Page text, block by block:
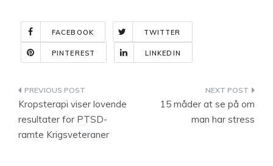
FACEBOOK TWITTER
PINTEREST LINKEDIN
Indlægsnavigation
Kropsterapi viser lovende
resultater for PTSD-
ramte Krigsveteraner
15 måder at se på om
man har stress